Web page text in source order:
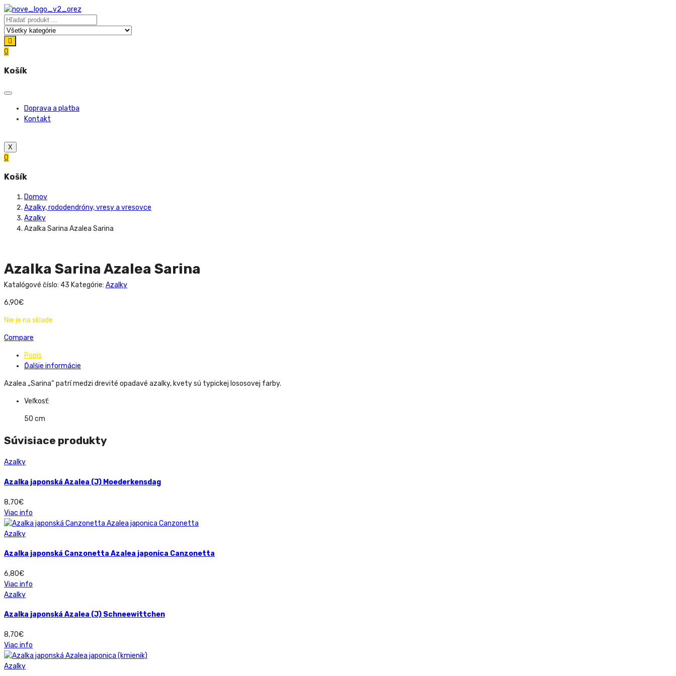
0
Košík
Doprava a platba
Kontakt
X
0
Košík
Domov
Azalky, rododendróny, vresy a vresovce
Azalky
Azalka Sarina Azalea Sarina
Azalka Sarina Azalea Sarina
Katalógové číslo: 43 Kategórie: Azalky
6,90€
Nie je na sklade
Compare
Popis
Ďalšie informácie
Azalea „Sarina“ patrí medzi drevité opadavé azalky, kvety sú typickej lososovej farby.
Veľkosť:
50 cm
Súvisiace produkty
Azalky
Azalka japonská Azalea (J) Moederkensdag
8,70€
Viac info
Azalky
Azalka japonská Canzonetta Azalea japonica Canzonetta
6,80€
Viac info
Azalky
Azalka japonská Azalea (J) Schneewittchen
8,70€
Viac info
Azalky